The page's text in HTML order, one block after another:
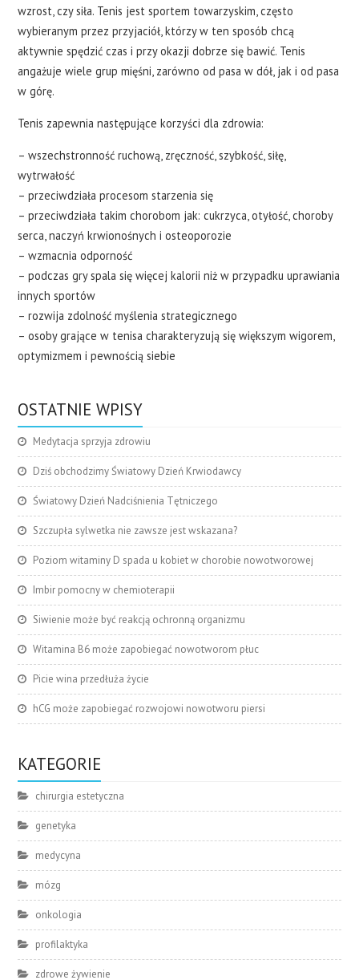
wzrost, czy siła. Tenis jest sportem towarzyskim, często
wybieranym przez przyjaciół, którzy w ten sposób chcą
aktywnie spędzić czas i przy okazji dobrze się bawić. Tenis
angażuje wiele grup mięśni, zarówno od pasa w dół, jak i od pasa
w górę.
Tenis zapewnia następujące korzyści dla zdrowia:
– wszechstronność ruchową, zręczność, szybkość, siłę,
wytrwałość
– przeciwdziała procesom starzenia się
– przeciwdziała takim chorobom jak: cukrzyca, otyłość, choroby
serca, naczyń krwionośnych i osteoporozie
– wzmacnia odporność
– podczas gry spala się więcej kalorii niż w przypadku uprawiania
innych sportów
– rozwija zdolność myślenia strategicznego
– osoby grające w tenisa charakteryzują się większym wigorem,
optymizmem i pewnością siebie
OSTATNIE WPISY
Medytacja sprzyja zdrowiu
Dziś obchodzimy Światowy Dzień Krwiodawcy
Światowy Dzień Nadciśnienia Tętniczego
Szczupła sylwetka nie zawsze jest wskazana?
Poziom witaminy D spada u kobiet w chorobie nowotworowej
Imbir pomocny w chemioterapii
Siwienie może być reakcją ochronną organizmu
Witamina B6 może zapobiegać nowotworom płuc
Picie wina przedłuża życie
hCG może zapobiegać rozwojowi nowotworu piersi
KATEGORIE
chirurgia estetyczna
genetyka
medycyna
mózg
onkologia
profilaktyka
zdrowe żywienie